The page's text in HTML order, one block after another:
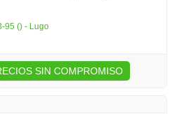
95 () - Lugo
SIN COMPROMISO